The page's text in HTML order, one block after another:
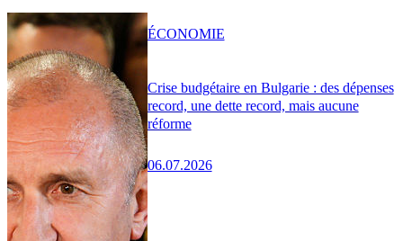
Crise budgétaire en Bulgarie : des dépenses
record, une dette record, mais aucune
réforme
06.07.2026
ÉCONOMIE